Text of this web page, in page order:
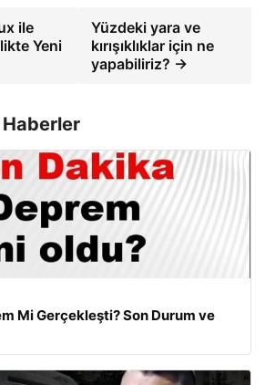
ile
Yeni
Yüzdeki yara ve
kırışıklıklar için ne
yapabiliriz? →
Mi Gerçekleşti? Son Durum ve